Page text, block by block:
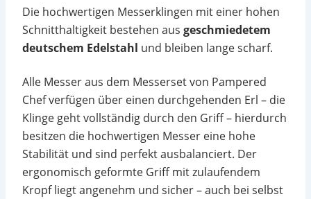
Die hochwertigen Messerklingen mit einer hohen
Schnitthaltigkeit bestehen ausgeschmiedetem
deutschem Edelstahl und bleiben lange scharf.
Alle Messer aus dem Messerset von Pampered
Chef verfügen über einen durchgehenden Erl – die
Klinge geht vollständig durch den Griff – hierdurch
besitzen die hochwertigen Messer eine hohe
Stabilität und sind perfekt ausbalanciert. Der
ergonomisch geformte Griff mit zulaufendem
Kropf liegt angenehm und sicher – auch bei selbst